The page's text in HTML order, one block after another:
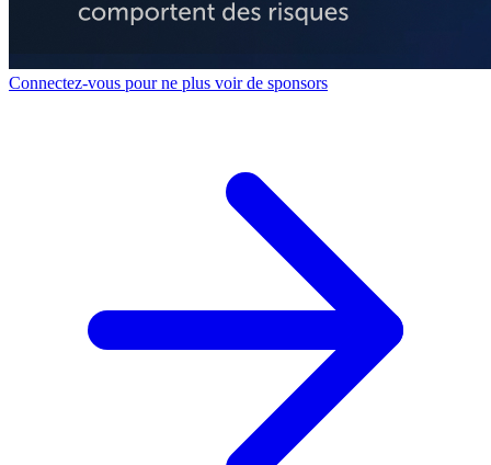
Connectez-vous pour ne plus voir de sponsors